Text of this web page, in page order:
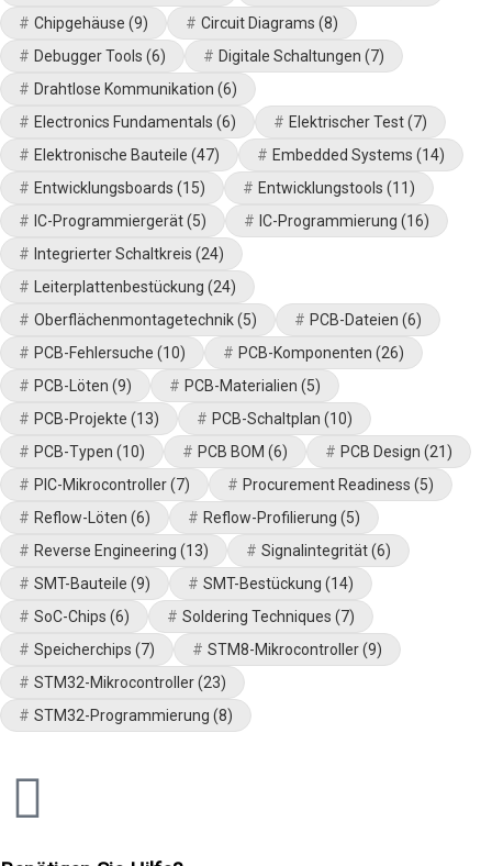
Chipgehäuse (9) Circuit Diagrams (8)
Debugger Tools (6) Digitale Schaltungen (7)
Drahtlose Kommunikation (6)
Electronics Fundamentals (6) Elektrischer Test(7)
Elektronische Bauteile (47) Embedded Systems (14)
Entwicklungsboards (15) Entwicklungstools (11)
IC-Programmiergerät(5) IC-Programmierung (16)
Integrierter Schaltkreis (24)
Leiterplattenbestückung (24)
Oberflächenmontagetechnik(5) PCB-Dateien (6)
PCB-Fehlersuche (10) PCB-Komponenten (26)
PCB-Löten (9) PCB-Materialien (5)
PCB-Projekte (13) PCB-Schaltplan (10)
PCB-Typen (10) PCB BOM (6) PCB Design (21)
PIC-Mikrocontroller(7) Procurement Readiness (5)
Reflow-Löten (6) Reflow-Profilierung (5)
Reverse Engineering (13) Signalintegrität(6)
SMT-Bauteile (9) SMT-Bestückung (14)
SoC-Chips (6) Soldering Techniques (7)
Speicherchips (7) STM8-Mikrocontroller(9)
STM32-Mikrocontroller(23)
STM32-Programmierung (8)